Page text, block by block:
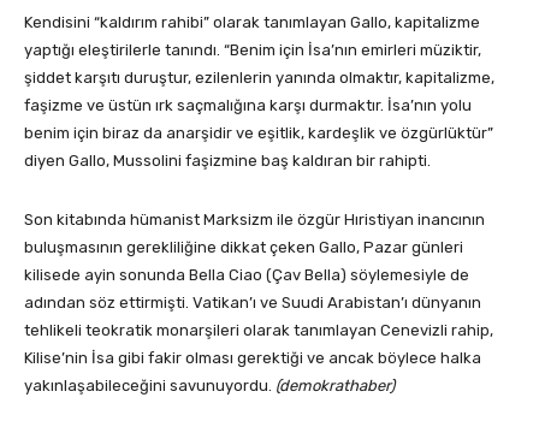
Kendisini “kaldırım rahibi” olarak tanımlayan Gallo, kapitalizme
yaptığı eleştirilerle tanındı. “Benim için İsa’nın emirleri müziktir,
şiddet karşıtı duruştur, ezilenlerin yanında olmaktır, kapitalizme,
faşizme ve üstün ırk saçmalığına karşı durmaktır. İsa’nın yolu
benim için biraz da anarşidir ve eşitlik, kardeşlik ve özgürlüktür”
diyen Gallo, Mussolini faşizmine baş kaldıran bir rahipti.
Son kitabında hümanist Marksizm ile özgür Hıristiyan inancının
buluşmasının gerekliliğine dikkat çeken Gallo, Pazar günleri
kilisede ayin sonunda Bella Ciao (Çav Bella) söylemesiyle de
adından söz ettirmişti. Vatikan’ı ve Suudi Arabistan’ı dünyanın
tehlikeli teokratik monarşileri olarak tanımlayan Cenevizli rahip,
Kilise’nin İsa gibi fakir olması gerektiği ve ancak böylece halka
yakınlaşabileceğini savunuyordu. (demokrathaber)